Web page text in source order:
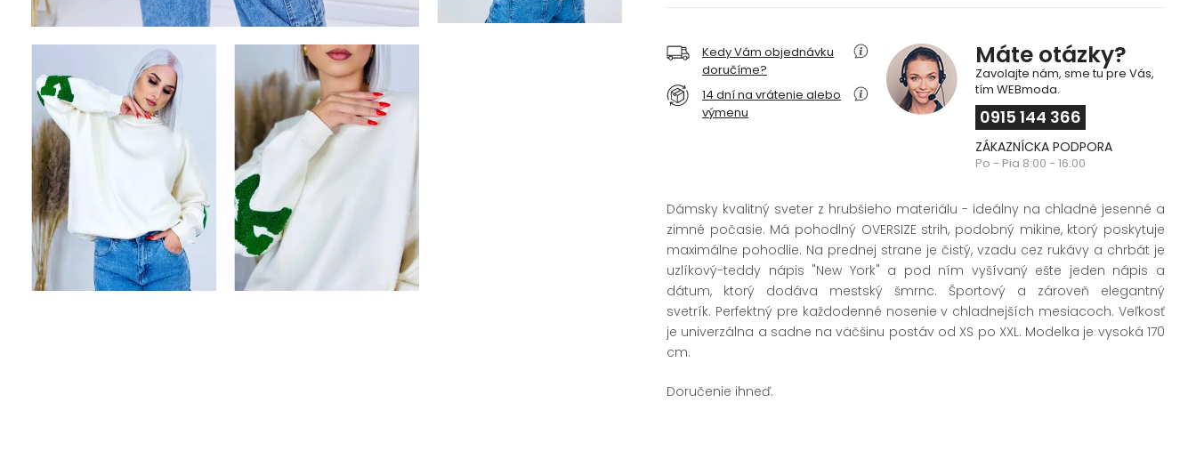
Kedy Vám objednávku
doručíme?
14 dní na vrátenie alebo
výmenu
Máte otázky?
Zavolajte nám, sme tu pre Vás,
tím WEBmoda.
0915 144 366
ZÁKAZNÍCKA PODPORA
Po - Pia 8:00 - 16:00
Dámsky kvalitný sveter z hrubšieho materiálu - ideálny na chladné jesenné a
zimné počasie. Má pohodlný OVERSIZE strih, podobný mikine, ktorý poskytuje
maximálne pohodlie. Na prednej strane je čistý, vzadu cez rukávy a chrbát je
uzlíkový-teddy nápis "New York" a pod ním vyšívaný ešte jeden nápis a
dátum, ktorý dodáva mestský šmrnc. Športový a zároveň elegantný
svetrík. Perfektný pre každodenné nosenie v chladnejších mesiacoch. Veľkosť
je univerzálna a sadne na väčšinu postáv od XS po XXL. Modelka je vysoká 170
cm.
Doručenie ihneď.